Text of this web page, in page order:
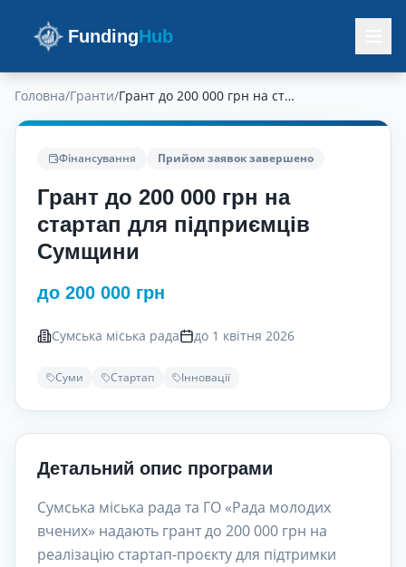
FundingHub
Головна/Гранти/ Грант до 200 000 грн на стартап для підприємців Сумщини
Фінансування Прийом заявок завершено
Грант до 200 000 грн на
стартап для підприємців
Сумщини
до 200 000 грн
Сумська міська рада до 1 квітня 2026
Суми Стартап Інновації
Детальний опис програми
Сумська міська рада та ГО «Рада молодих
вчених» надають грант до 200 000 грн на
реалізацію стартап-проєкту для підтримки